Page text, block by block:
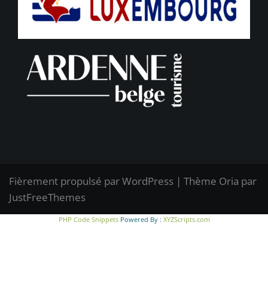
Fièrement propulsé par WordPress | Thème Oria par
JustFreeThemes
PHP Code SnippetsPowered By : XYZScripts.com